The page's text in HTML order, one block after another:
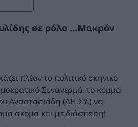
σε ρόλο …Μακρόν
πλέον το πολιτικό σκηνικό
Συναγερμό, το κόμμα
Αναστασιάδη (ΔΗ.ΣΥ.) να
ακόμα και με διάσπαση!